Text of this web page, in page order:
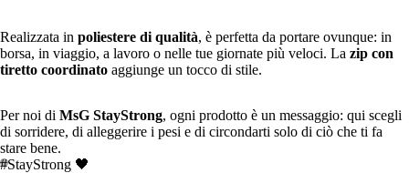
Realizzata in poliestere di qualità, è perfetta da portare ovunque: in
borsa, in viaggio, a lavoro o nelle tue giornate più veloci. La zip con
tiretto coordinato aggiunge un tocco di stile.
Per noi di MsG StayStrong, ogni prodotto è un messaggio: qui scegli
di sorridere, di alleggerire i pesi e di circondarti solo di ciò che ti fa
stare bene.
#StayStrong 🖤